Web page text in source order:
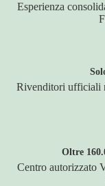
Esperienza
Rivenditori ufficiali
Oltre
Centro autorizzato